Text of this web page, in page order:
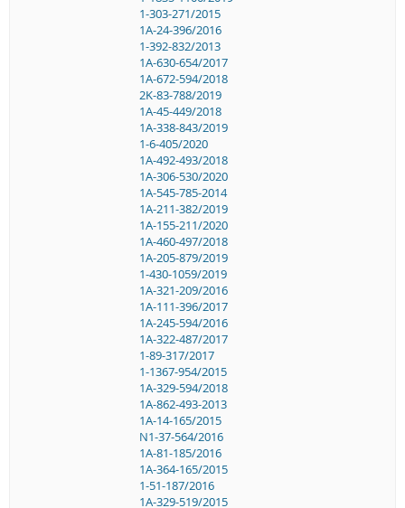
1-303-271/2015
1A-24-396/2016
1-392-832/2013
1A-630-654/2017
1A-672-594/2018
2K-83-788/2019
1A-45-449/2018
1A-338-843/2019
1-6-405/2020
1A-492-493/2018
1A-306-530/2020
1A-545-785-2014
1A-211-382/2019
1A-155-211/2020
1A-460-497/2018
1A-205-879/2019
1-430-1059/2019
1A-321-209/2016
1A-111-396/2017
1A-245-594/2016
1A-322-487/2017
1-89-317/2017
1-1367-954/2015
1A-329-594/2018
1A-862-493-2013
1A-14-165/2015
N1-37-564/2016
1A-81-185/2016
1A-364-165/2015
1-51-187/2016
1A-329-519/2015